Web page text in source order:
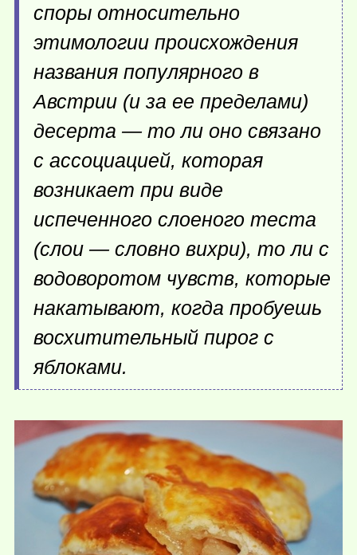
споры относительно
этимологии происхождения
названия популярного в
Австрии (и за ее пределами)
десерта — то ли оно связано
с ассоциацией, которая
возникает при виде
испеченного слоеного теста
(слои — словно вихри), то ли с
водоворотом чувств, которые
накатывают, когда пробуешь
восхитительный пирог с
яблоками.